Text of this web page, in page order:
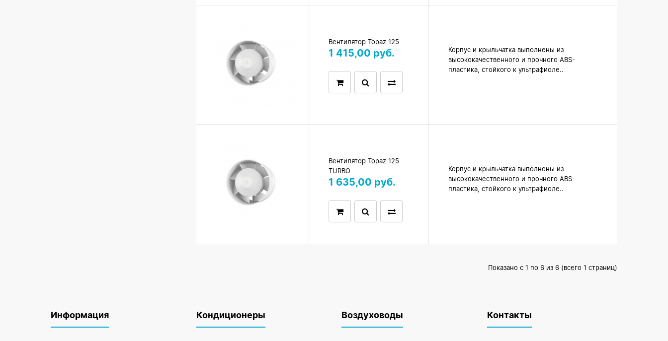
Вентилятор Topaz 125
1 415,00 руб.
Корпус и крыльчатка выполнены из
высококачественного и прочного ABS-
пластика, стойкого к ультрафиоле..
Вентилятор Topaz 125
TURBO
1 635,00 руб.
Корпус и крыльчатка выполнены из
высококачественного и прочного ABS-
пластика, стойкого к ультрафиоле..
Показано с 1 по 6 из 6 (всего 1 страниц)
Информация Кондиционеры Воздуховоды Контакты